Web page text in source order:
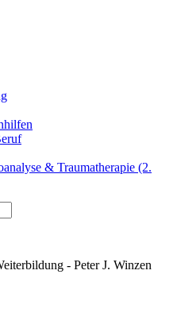
& Traumatherapie (2.
- Peter J. Winzen